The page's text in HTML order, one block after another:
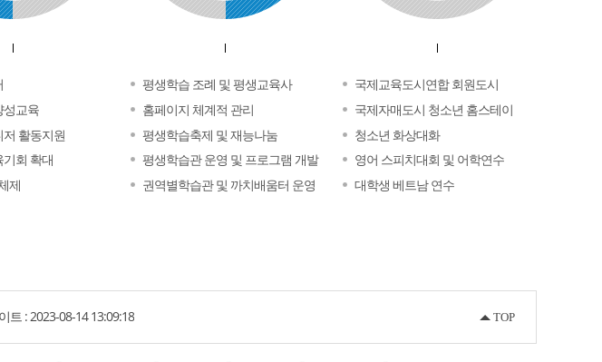
성교육
활동지원
회 확대
제
평생학습 조례 및 평생교육사
홈페이지 체계적 관리
평생학습축제 및 재능나눔
평생학습관 운영 및 프로그램 개발
권역별학습관 및 까치배움터 운영
국제교육도시연합 회원도시
국제자매도시 청소년 홈스테이
청소년 화상대화
영어 스피치대회 및 어학연수
대학생 베트남 연수
TOP
트 :2023-08-14 13:09:18